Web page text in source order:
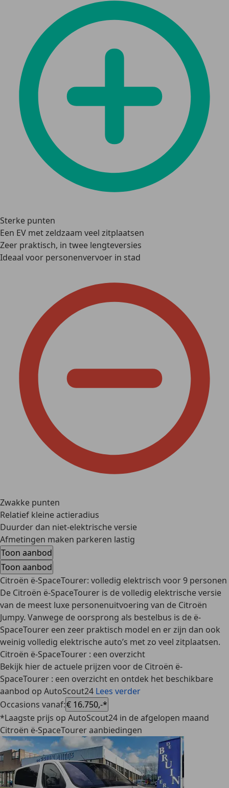
Sterke punten
Een EV met zeldzaam veel zitplaatsen
Zeer praktisch, in twee lengteversies
Ideaal voor personenvervoer in stad
Zwakke punten
Relatief kleine actieradius
Duurder dan niet-elektrische versie
Afmetingen maken parkeren lastig
Toon aanbod
Toon aanbod
Citroën ë-SpaceTourer: volledig elektrisch voor 9 personen
De Citroën ë-SpaceTourer is devolledig elektrische versie
van de meest luxe personenuitvoering van de Citroën
Jumpy. Vanwege de oorsprong als bestelbus is de ë-
SpaceTourer een zeer praktisch model en er zijn dan ook
weinig volledig elektrische auto’s metzo veel zitplaatsen.
Citroën ë-SpaceTourer : een overzicht
Bekijk hier de actuele prijzen voor de Citroën ë-
SpaceTourer : een overzicht en ontdek het beschikbare
aanbod op AutoScout24 Lees verder
Occasions vanaf:€ 16.750,-*
*Laagste prijs op AutoScout24 in de afgelopen maand
Citroën ë-SpaceTourer aanbiedingen